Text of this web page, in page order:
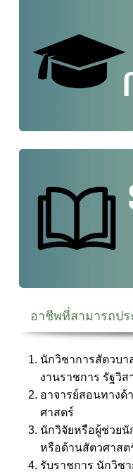
อาชีพที่สามารถปร
นักวิชาการสัตวบ
งานราชการ รัฐวิ
อาจารย์สอนทางด้
ศาสตร์
นักวิจัยหรือผู้ช่วยนั
หรือด้านสัตวศาสต
รับราชการ นักวิช